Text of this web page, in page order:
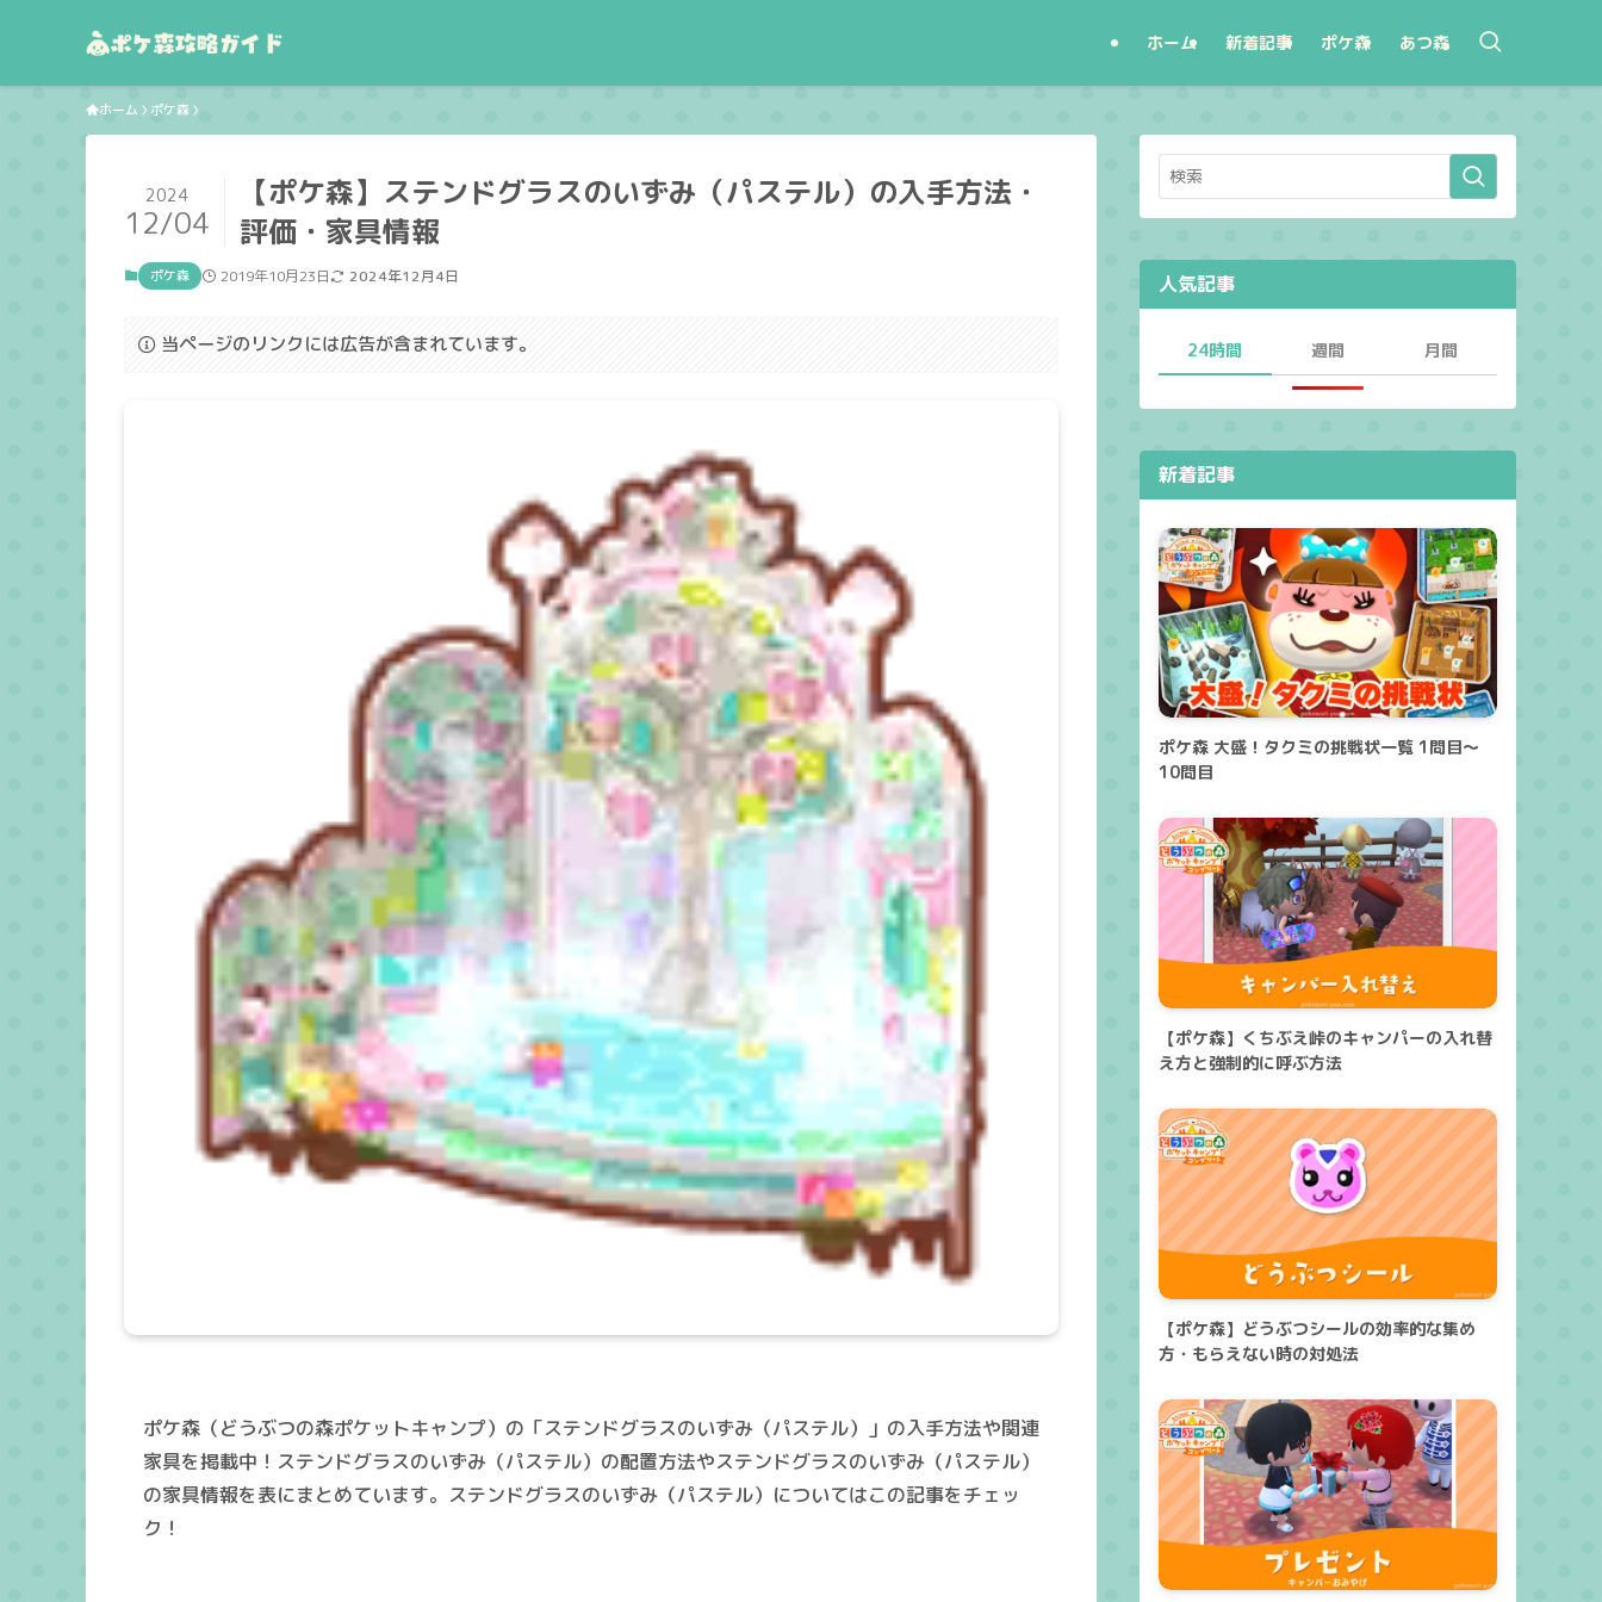
ホーム 新着記事 ポケ森 あつ森
ホーム ポケ森
【ポケ森】ステンドグラスのいずみ（パステル）の入手方法・
評価・家具情報
2024
12/04
ポケ森 2019年10月23日 2024年12月4日
当ページのリンクには広告が含まれています。
ポケ森（どうぶつの森ポケットキャンプ）の「ステンドグラスのいずみ（パステル）」の入手方法や関連
家具を掲載中！ステンドグラスのいずみ（パステル）の配置方法やステンドグラスのいずみ（パステル）
の家具情報を表にまとめています。ステンドグラスのいずみ（パステル）についてはこの記事をチェッ
ク！
人気記事
24時間 週間 月間
新着記事
ポケ森 大盛！タクミの挑戦状一覧 1問目～
10問目
【ポケ森】くちぶえ峠のキャンパーの入れ替
え方と強制的に呼ぶ方法
【ポケ森】どうぶつシールの効率的な集め
方・もらえない時の対処法